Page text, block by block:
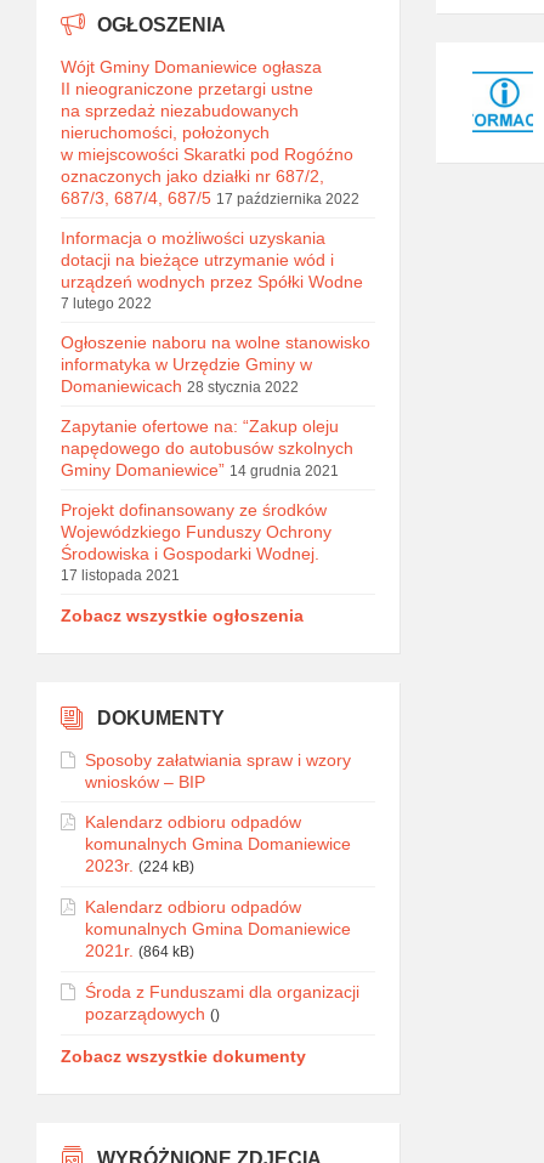
OGŁOSZENIA
Wójt Gminy Domaniewice ogłasza
II nieograniczone przetargi ustne
na sprzedaż niezabudowanych
nieruchomości, położonych
w miejscowości Skaratki pod Rogóźno
oznaczonych jako działki nr 687/2,
687/3, 687/4, 687/5 17 października 2022
Informacja o możliwości uzyskania
dotacji na bieżące utrzymanie wód i
urządzeń wodnych przez Spółki Wodne
7 lutego 2022
Ogłoszenie naboru na wolne stanowisko
informatyka w Urzędzie Gminy w
Domaniewicach 28 stycznia 2022
Zapytanie ofertowe na: “Zakup oleju
napędowego do autobusów szkolnych
Gminy Domaniewice” 14 grudnia 2021
Projekt dofinansowany ze środków
Wojewódzkiego Funduszy Ochrony
Środowiska i Gospodarki Wodnej.
17 listopada 2021
Zobacz wszystkie ogłoszenia
DOKUMENTY
Sposoby załatwiania spraw i wzory
wniosków – BIP
Kalendarz odbioru odpadów
komunalnych Gmina Domaniewice
2023r. (224 kB)
Kalendarz odbioru odpadów
komunalnych Gmina Domaniewice
2021r. (864 kB)
Środa z Funduszami dla organizacji
pozarządowych ()
Zobacz wszystkie dokumenty
WYRÓŻNIONE ZDJĘCIA